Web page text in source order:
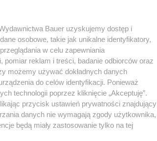
Bauer uzyskujemy dostęp i
osobowe, takie jak unikalne identyfikatory,
w celu zapewniania
reklam i treści, badanie odbiorców oraz
możemy używać dokładnych danych
do celów identyfikacji. Ponieważ
technologii poprzez kliknięcie „Akceptuję”.
przycisk ustawień prywatności znajdujący
danych nie wymagają zgody użytkownika,
będą miały zastosowanie tylko na tej